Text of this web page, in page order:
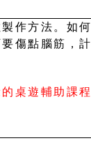
作方法。如何
傷點腦筋，計
桌遊輔助課程